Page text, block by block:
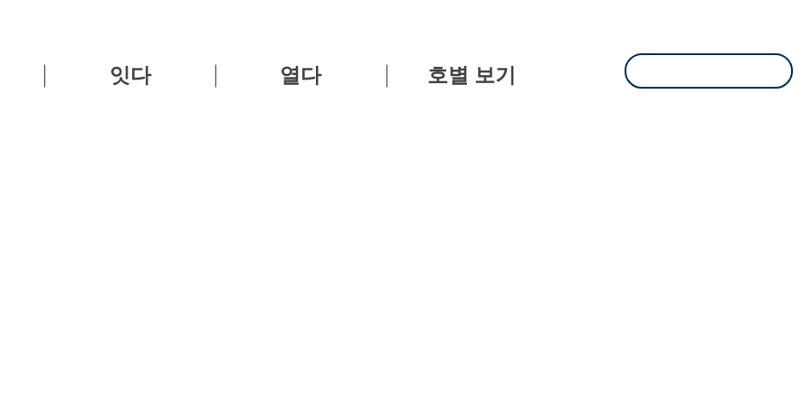
잇다 열다 호별 보기